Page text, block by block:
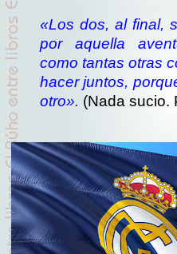
«Los dos, al final,
por aquella
como tantas otras
hacer juntos,
otro». (Nada sucio.